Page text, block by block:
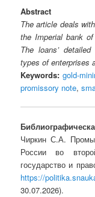
Abstract
The article deals
the Imperial bank
The loans’
types of enterprises
Keywords: gold-
promissory note,
Чиркин С.А.
России во
государство и
https://
30.07.2026).